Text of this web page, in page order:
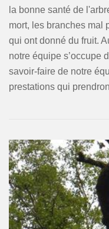
la bonne santé de
mort, les branches mal
qui ont donné du fruit.
notre équipe s’occupe
savoir-faire de notre
prestations qui